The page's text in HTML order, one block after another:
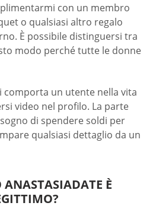
con un membro
o qualsiasi altro regalo
È possibile distinguersi tra
modo perché tutte le donne
comporta un utente nella vita
video nel profilo. La parte
di spendere soldi per
qualsiasi dettaglio da un
ANASTASIADATE È